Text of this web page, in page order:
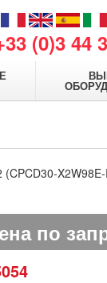
(0)3 44
(CPCD30-
по